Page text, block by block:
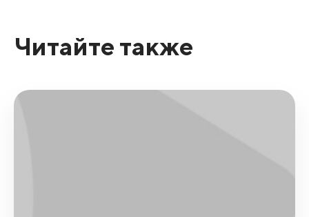
Читайте также